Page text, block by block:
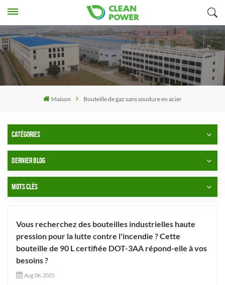
Maison Bouteille de gaz sans soudure en acier
CATÉGORIES
DERNIER BLOG
MOTS CLÉS
Vous recherchez des bouteilles industrielles haute
pression pour la lutte contre l'incendie ? Cette
bouteille de 90 L certifiée DOT-3AA répond-elle à vos
besoins ?
Aug 06, 2025